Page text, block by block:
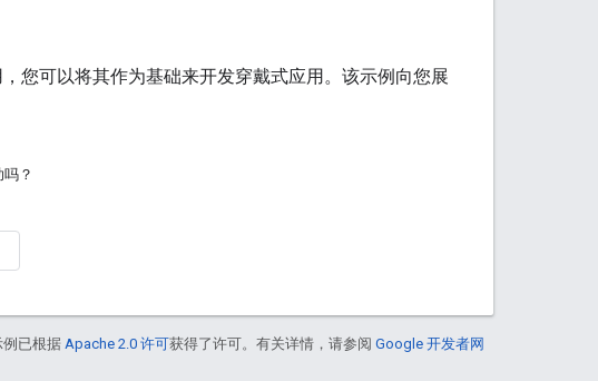
您可以将其作为基础来开发穿戴式应用。该示例向您展
？
已根据 Apache 2.0 许可获得了许可。有关详情，请参阅 Google 开发者网